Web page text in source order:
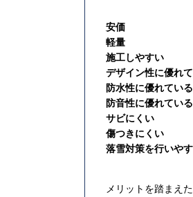
安価
軽量
施工しやすい
デザイン性に優れ
防水性に優れている
防音性に優れている
サビにくい
傷つきにくい
落雪対策を行いや
メリットを踏まえ